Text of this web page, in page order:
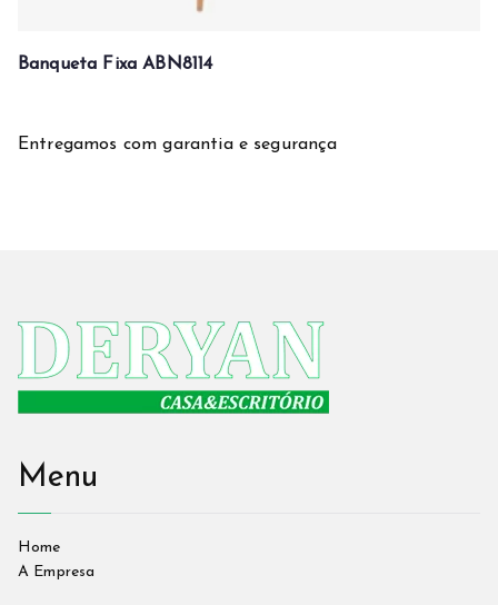
Banqueta Fixa ABN8114
Entregamos com garantia e segurança
Menu
Home
A Empresa